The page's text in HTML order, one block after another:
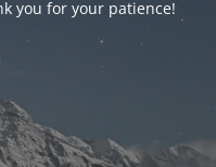
you for your patience!